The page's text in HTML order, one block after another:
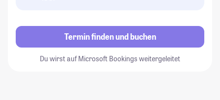
Termin finden und buchen
Du wirst auf Microsoft Bookings weitergeleitet